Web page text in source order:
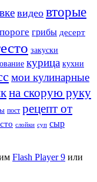
видео вторые
грибы десерт
закуски
курица кухни
мои кулинарные
на скорую руку
пост рецепт от
слойки суп сыр
Flash Player 9 или